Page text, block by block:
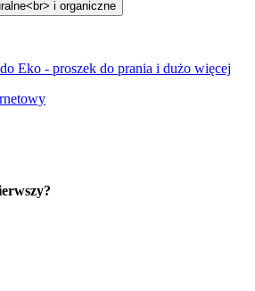
Eko - proszek do prania i dużo więcej